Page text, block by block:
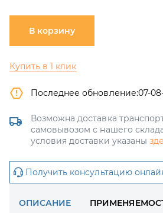
В корзину
Купить в 1 клик
Последнее обновление:07-
Возможна доставка
самовывозом с нашего
условия доставки указаны
Получить консультацию
ОПИСАНИЕ